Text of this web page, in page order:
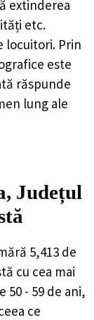
extinderea
etc.
locuitori. Prin
este
răspunde
lung ale
Județul
5,413 de
cu cea mai
50 - 59 de ani,
ce